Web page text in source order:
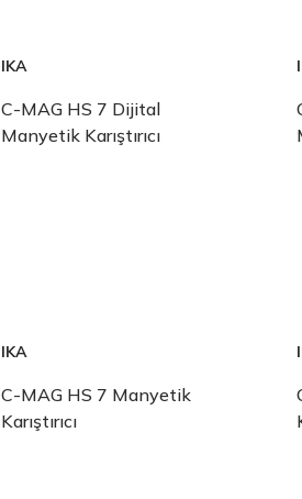
IKA
C-MAG HS 7 Dijital
Manyetik Karıştırıcı
IKA
C-MAG HS 7 Manyetik
Karıştırıcı